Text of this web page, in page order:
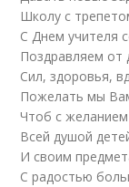
Школу с
С Днем учителя
Поздравляем от
Сил, здоровья,
Пожелать мы
Чтоб с
Всей душой
И своим
С радостью